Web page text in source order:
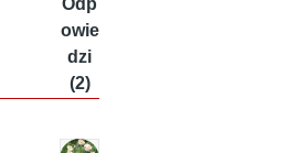
Odp
owie
dzi
(2)